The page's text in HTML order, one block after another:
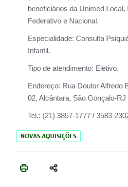
beneficiários da Unimed Local,
Federativo e Nacional.
Especialidade: Consulta
Infantil.
Tipo de atendimento: Eletivo.
Endereço: Rua Doutor Alfredo
02, Alcântara, São Gonçalo-RJ
Tel.: (21) 3857-1777 / 3583-
NOVAS AQUISIÇÕES